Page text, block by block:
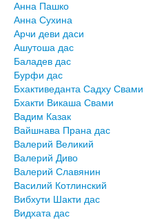
Анна Пашко
Анна Сухина
Арчи деви даси
Ашутоша дас
Баладев дас
Бурфи дас
Бхактиведанта Садху Свами
Бхакти Викаша Свами
Вадим Казак
Вайшнава Прана дас
Валерий Великий
Валерий Диво
Валерий Славянин
Василий Котлинский
Вибхути Шакти дас
Видхата дас